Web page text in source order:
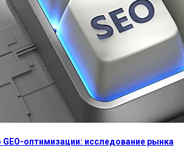
оптимизации: исследование рынка